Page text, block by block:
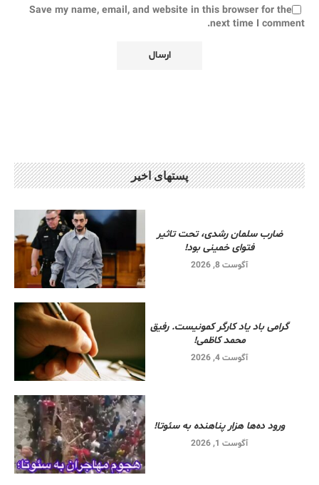
Save my name, email, and website in this browser for the
next time I comment.
پستهای اخیر
ضارب سلمان رشدی، تحت تاثیر
فتوای خمینی بود!
آگوست 8, 2026
گرامی باد یاد کارگر کمونیست. رفیق
محمد کاظمی!
آگوست 4, 2026
ورود ده‌ها هزار پناهنده به سئوتا!
آگوست 1, 2026